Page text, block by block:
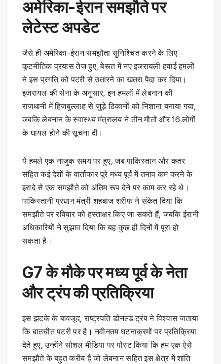
अमेरिका-ईरान समझौते पर
लेटेस्ट अपडेट
जैसे ही अमेरिका-ईरान समझौता सुनिश्चित करने के लिए
कूटनीतिक प्रयास तेज हुए, बेरूत में नए इजरायली हवाई हमलों
ने इस प्रगति को पटरी से उतारने का खतरा पैदा कर दिया।
इजरायल की सेना के अनुसार, इन हमलों में लेबनान की
राजधानी में हिजबुल्लाह से जुड़े ठिकानों को निशाना बनाया गया,
जबकि लेबनान के स्वास्थ्य मंत्रालय ने तीन मौतों और 16 लोगों
के घायल होने की सूचना दी।
ये हमले एक नाजुक समय पर हुए, जब पाकिस्तान और कतर
सहित कई देशों के वार्ताकार पूरे मध्य पूर्व में तनाव कम करने के
इरादे से एक समझौते को अंतिम रूप देने पर काम कर रहे थे।
पाकिस्तानी प्रधान मंत्री शहबाज शरीफ ने संकेत दिया कि
समझौते पर रविवार को हस्ताक्षर किए जा सकते हैं, जबकि ईरानी
अधिकारियों ने सुझाव दिया कि यह कुछ ही दिनों में पूरा हो
सकता है।
G7 के मौके पर मध्य पूर्व के नेता
और ट्रंप की प्रतिक्रिया
इस झटके के बावजूद, राष्ट्रपति डोनल्ड ट्रंप ने विश्वास जताया
कि बातचीत पटरी पर है। नवीनतम घटनाक्रमों पर प्रतिक्रिया
देते हुए, उन्होंने सोशल मीडिया पर पोस्ट किया कि हम एक ऐसे
समझौते के बहुत करीब हैं जो लेबनान सहित इस क्षेत्र में शांति